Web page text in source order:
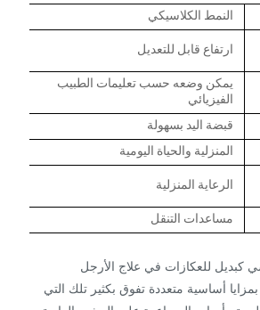
النمط الكلاسيكي
ارتفاع قابل للتعديل
يمكن وضعه حسب تعليمات الطبيب
الفيزيائي
قبضة اليد بسهولة
المنزلية والحياة اليومية
الرعاية المنزلية
مساعدات التنقل
كبديل للعكازات في علاج الأرجل
أساسية متعددة تفوق بكثير تلك التي